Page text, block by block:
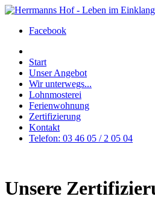
Facebook
Start
Unser Angebot
Wir unterwegs...
Lohnmosterei
Ferienwohnung
Zertifizierung
Kontakt
Telefon: 03 46 05 / 2 05 04
Unsere